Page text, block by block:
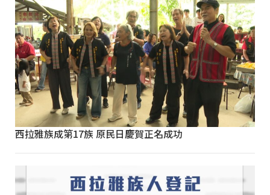
西拉雅族成第17族 原民日慶賀正名成功